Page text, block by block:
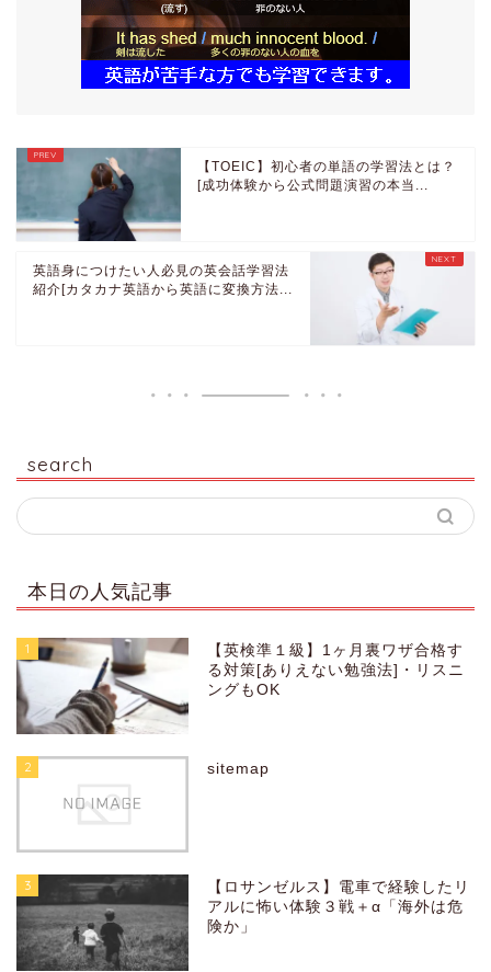
【TOEIC】初心者の単語の学習法とは？
[成功体験から公式問題演習の本当...
英語身につけたい人必見の英会話学習法
紹介[カタカナ英語から英語に変換方法...
search
本日の人気記事
1
【英検準１級】1ヶ月裏ワザ合格す
る対策[ありえない勉強法]・リスニ
ングもOK
2 sitemap
3
【ロサンゼルス】電車で経験したリ
アルに怖い体験３戦＋α「海外は危
険か」